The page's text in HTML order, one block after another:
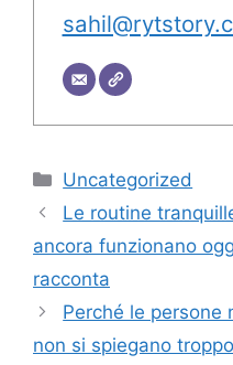
Categorie
Uncategorized
Le routine
ancora funzionano
racconta
Perché le persone
non si spiegano